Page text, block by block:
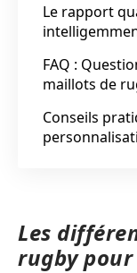
Le rapport
FAQ :
maillots de
Conseils
Les
rugby